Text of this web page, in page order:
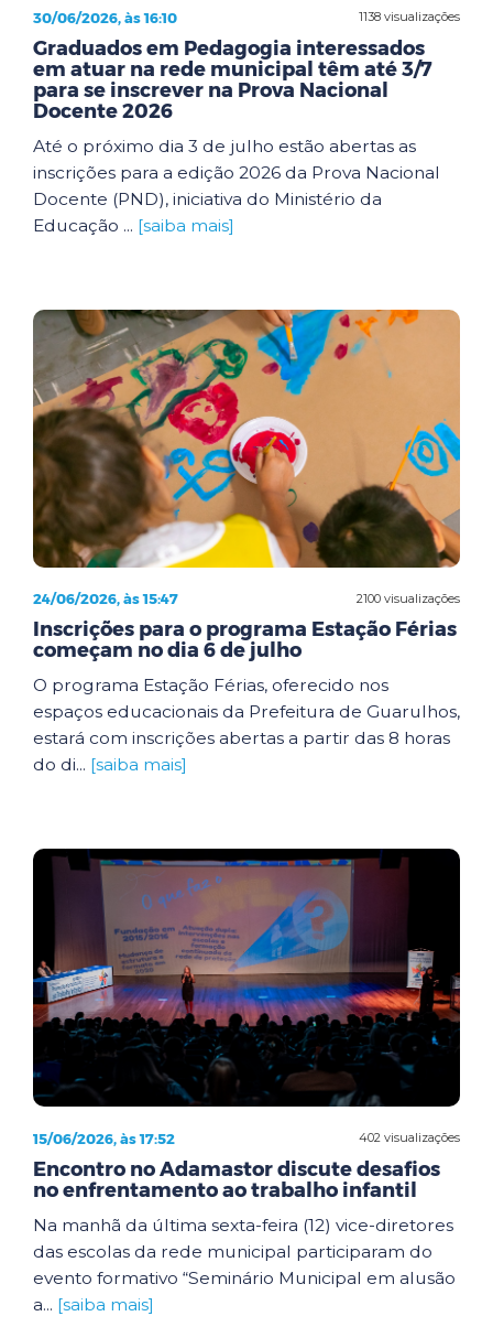
1138 visualizações
30/06/2026, às 16:10
Graduados em Pedagogia interessados
em atuar na rede municipal têm até 3/7
para se inscrever na Prova Nacional
Docente 2026
Até o próximo dia 3 de julho estão abertas as
inscrições para a edição 2026 da Prova Nacional
Docente (PND), iniciativa do Ministério da
Educação ... [saiba mais]
2100 visualizações
24/06/2026, às 15:47
Inscrições para o programa Estação Férias
começam no dia 6 de julho
O programa Estação Férias, oferecido nos
espaços educacionais da Prefeitura de Guarulhos,
estará com inscrições abertas a partir das 8 horas
do di... [saiba mais]
402 visualizações
15/06/2026, às 17:52
Encontro no Adamastor discute desafios
no enfrentamento ao trabalho infantil
Na manhã da última sexta-feira (12) vice-diretores
das escolas da rede municipal participaram do
evento formativo “Seminário Municipal em alusão
a... [saiba mais]